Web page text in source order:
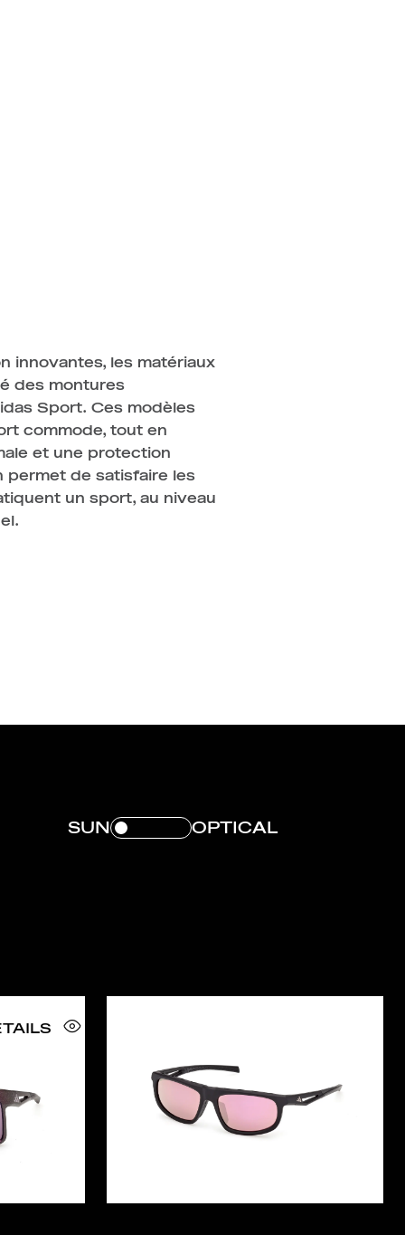
innovantes, les matériaux
des montures
Sport. Ces modèles
commode, tout en
et une protection
permet de satisfaire les
un sport, au niveau
SUN OPTICAL